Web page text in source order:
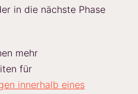
in die nächste Phase
mehr
für
innerhalb eines